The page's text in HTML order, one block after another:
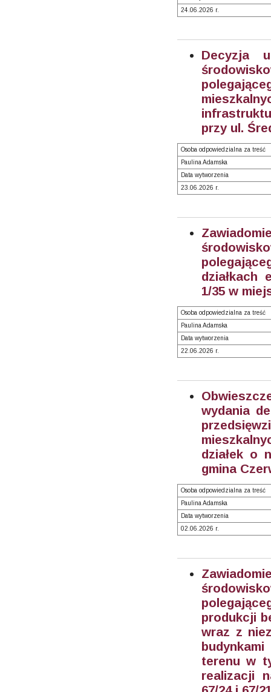
24.06.2026 r.
Decyzja
przy ul.
Osoba odpowiedzialna za treść
Paulina Adamska
Data wytworzenia
23.06.2026 r.
działkach
1/35 w
Osoba odpowiedzialna za treść
Paulina Adamska
Data wytworzenia
22.06.2026 r.
wydania
działek o
gmina
Osoba odpowiedzialna za treść
Paulina Adamska
Data wytworzenia
02.06.2026 r.
produkcji
wraz z
terenu w
realizacji